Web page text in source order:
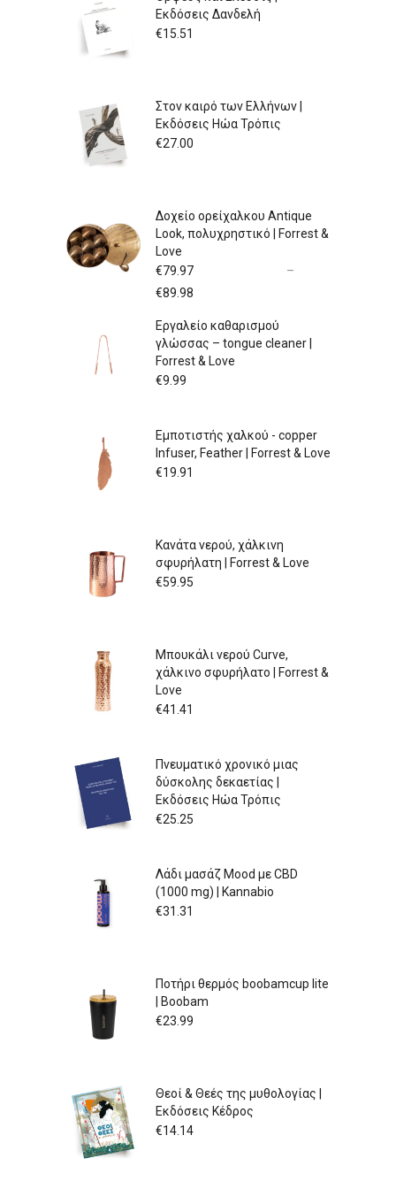
Εκδόσεις Δανδελή
€15.51
Στον καιρό των Ελλήνων |
Εκδόσεις Ηώα Τρόπις
€27.00
Δοχείο ορείχαλκου Antique
Look, πολυχρηστικό | Forrest &
Love
€79.97
–
€89.98
through
Εργαλείο καθαρισμού
γλώσσας – tongue cleaner |
Forrest & Love
€9.99
Εμποτιστής χαλκού - copper
Infuser, Feather | Forrest & Love
€19.91
Κανάτα νερού, χάλκινη
σφυρήλατη | Forrest & Love
€59.95
Μπουκάλι νερού Curve,
χάλκινο σφυρήλατο | Forrest &
Love
€41.41
Πνευματικό χρονικό μιας
δύσκολης δεκαετίας |
Εκδόσεις Ηώα Τρόπις
€25.25
Λάδι μασάζ Mood με CBD
(1000 mg) | Kannabio
€31.31
Ποτήρι θερμός boobamcup lite
| Boobam
€23.99
Θεοί & Θεές της μυθολογίας |
Εκδόσεις Κέδρος
€14.14